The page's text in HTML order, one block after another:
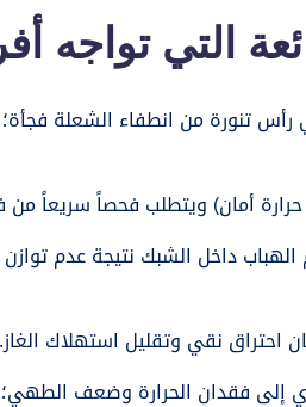
التي تواجه
رأس تنورة من انطفاء الشعلة
داخل الشبك نتيجة عدم
احتراق نقي وتقليل استهلاك الغاز.
إلى فقدان الحرارة وضعف